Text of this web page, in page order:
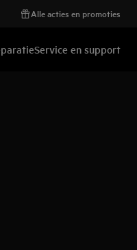
Alle acties en promoties
Service en support